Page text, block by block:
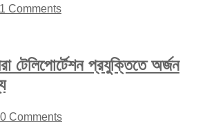
Comments
টেলিপোর্টেশন প্রযুক্তিতে অর্জন
Comments